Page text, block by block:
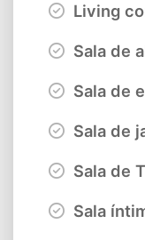
Living
Sala de
Sala de
Sala de
Sala de
Sala